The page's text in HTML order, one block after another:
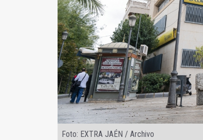
Foto: EXTRA JAÉN / Archivo